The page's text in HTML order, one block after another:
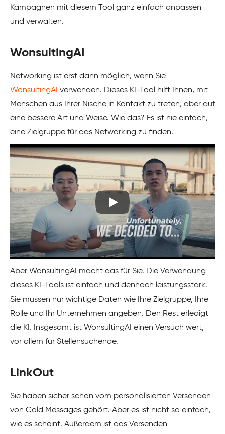
Kampagnen mit diesem Tool ganz einfach anpassen
und verwalten.
WonsultingAI
Networking ist erst dann möglich, wenn Sie
WonsultingAI verwenden. Dieses KI-Tool hilft Ihnen, mit
Menschen aus Ihrer Nische in Kontakt zu treten, aber auf
eine bessere Art und Weise. Wie das? Es ist nie einfach,
eine Zielgruppe für das Networking zu finden.
Aber WonsultingAI macht das für Sie. Die Verwendung
dieses KI-Tools ist einfach und dennoch leistungsstark.
Sie müssen nur wichtige Daten wie Ihre Zielgruppe, Ihre
Rolle und Ihr Unternehmen angeben. Den Rest erledigt
die KI. Insgesamt ist WonsultingAI einen Versuch wert,
vor allem für Stellensuchende.
LinkOut
Sie haben sicher schon vom personalisierten Versenden
von Cold Messages gehört. Aber es ist nicht so einfach,
wie es scheint. Außerdem ist das Versenden